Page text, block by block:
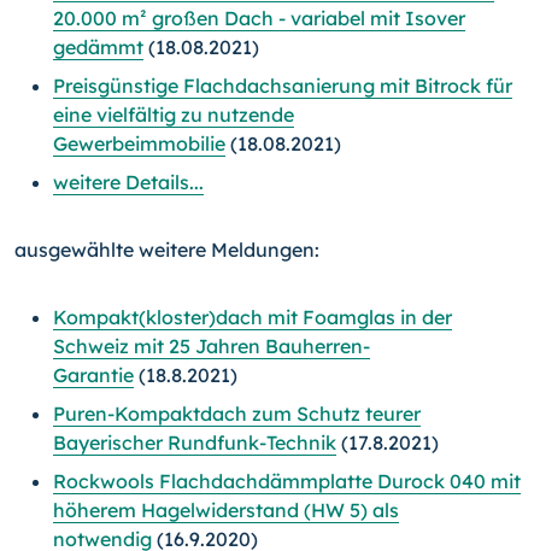
20.000 m² großen Dach - variabel mit Isover
gedämmt (18.08.2021)
Preisgünstige Flachdachsanierung mit Bitrock für
eine vielfältig zu nutzende
Gewerbeimmobilie (18.08.2021)
weitere Details...
ausgewählte weitere Meldungen:
Kompakt(kloster)dach mit Foamglas in der
Schweiz mit 25 Jahren Bauherren-
Garantie (18.8.2021)
Puren-Kompaktdach zum Schutz teurer
Bayerischer Rundfunk-Technik (17.8.2021)
Rockwools Flachdachdämmplatte Durock 040 mit
höherem Hagelwiderstand (HW 5) als
notwendig (16.9.2020)